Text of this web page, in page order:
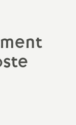
a
t